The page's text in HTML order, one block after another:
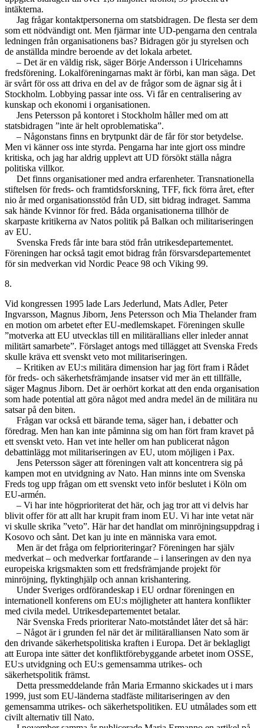
intäkterna.
Jag frågar kontaktpersonerna om statsbidragen. De flesta ser dem
som ett nödvändigt ont. Men fjärmar inte UD-pengarna den centrala
ledningen från organisationens bas? Bidragen gör ju styrelsen och
de anställda mindre beroende av det lokala arbetet.
– Det är en väldig risk, säger Börje Andersson i Ulricehamns
fredsförening. Lokalföreningarnas makt är förbi, kan man säga. Det
är svårt för oss att driva en del av de frågor som de ägnar sig åt i
Stockholm. Lobbying passar inte oss. Vi får en centralisering av
kunskap och ekonomi i organisationen.
Jens Petersson på kontoret i Stockholm håller med om att
statsbidragen ”inte är helt oproblematiska”.
– Någonstans finns en brytpunkt där de får för stor betydelse.
Men vi känner oss inte styrda. Pengarna har inte gjort oss mindre
kritiska, och jag har aldrig upplevt att UD försökt ställa några
politiska villkor.
Det finns organisationer med andra erfarenheter. Transnationella
stiftelsen för freds- och framtidsforskning, TFF, fick förra året, efter
nio år med organisationsstöd från UD, sitt bidrag indraget. Samma
sak hände Kvinnor för fred. Båda organisationerna tillhör de
skarpaste kritikerna av Natos politik på Balkan och militariseringen
av EU.
Svenska Freds får inte bara stöd från utrikesdepartementet.
Föreningen har också tagit emot bidrag från försvarsdepartementet
för sin medverkan vid Nordic Peace 98 och Viking 99.
8.
Vid kongressen 1995 lade Lars Jederlund, Mats Adler, Peter
Ingvarsson, Magnus Jiborn, Jens Petersson och Mia Thelander fram
en motion om arbetet efter EU-medlemskapet. Föreningen skulle
”motverka att EU utvecklas till en militärallians eller inleder annat
militärt samarbete”. Förslaget antogs med tillägget att Svenska Freds
skulle kräva ett svenskt veto mot militariseringen.
– Kritiken av EU:s militära dimension har jag fört fram i Rådet
för freds- och säkerhetsfrämjande insatser vid mer än ett tillfälle,
säger Magnus Jiborn. Det är oerhört korkat att den enda organisation
som hade potential att göra något med andra medel än de militära nu
satsar på den biten.
Frågan var också ett bärande tema, säger han, i debatter och
föredrag. Men han kan inte påminna sig om han fört fram kravet på
ett svenskt veto. Han vet inte heller om han publicerat någon
debattinlägg mot militariseringen av EU, utom möjligen i Pax.
Jens Petersson säger att föreningen valt att koncentrera sig på
kampen mot en utvidgning av Nato. Han minns inte om Svenska
Freds tog upp frågan om ett svenskt veto inför beslutet i Köln om
EU-armén.
– Vi har inte högprioriterat det här, och jag tror att vi delvis har
blivit offer för att allt har krupit fram inom EU. Vi har inte vetat när
vi skulle skrika ”veto”. Här har det handlat om minröjningsuppdrag i
Kosovo och sånt. Det kan ju inte en människa vara emot.
Men är det fråga om felprioriteringar? Föreningen har själv
medverkat – och medverkar fortfarande – i lanseringen av den nya
europeiska krigsmakten som ett fredsfrämjande projekt för
minröjning, flyktinghjälp och annan krishantering.
Under Sveriges ordförandeskap i EU ordnar föreningen en
internationell konferens om EU:s möjligheter att hantera konflikter
med civila medel. Utrikesdepartementet betalar.
När Svenska Freds prioriterar Nato-motståndet låter det så här:
– Något är i grunden fel när det är militäralliansen Nato som är
den drivande säkerhetspolitiska kraften i Europa. Det är beklagligt
att Europa inte sätter det konfliktförebyggande arbetet inom OSSE,
EU:s utvidgning och EU:s gemensamma utrikes- och
säkerhetspolitik främst.
Detta pressmeddelande från Maria Ermanno skickades ut i mars
1999, just som EU-länderna stadfäste militariseringen av den
gemensamma utrikes- och säkerhetspolitiken. EU utmålades som ett
civilt alternativ till Nato.